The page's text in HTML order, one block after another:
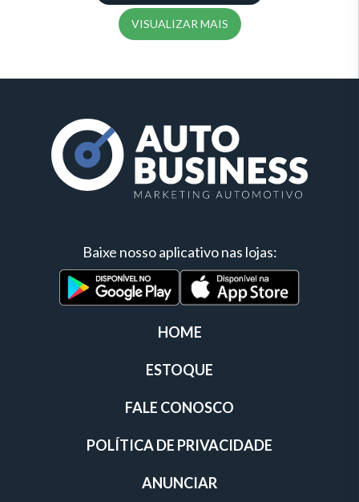
VISUALIZAR MAIS
Baixe nosso aplicativo nas lojas:
HOME
ESTOQUE
FALE CONOSCO
POLÍTICA DE PRIVACIDADE
ANUNCIAR